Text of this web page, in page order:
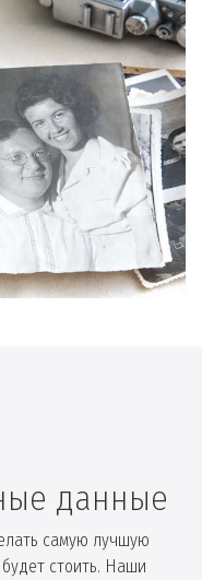
данные
самую лучшую
стоить. Наши